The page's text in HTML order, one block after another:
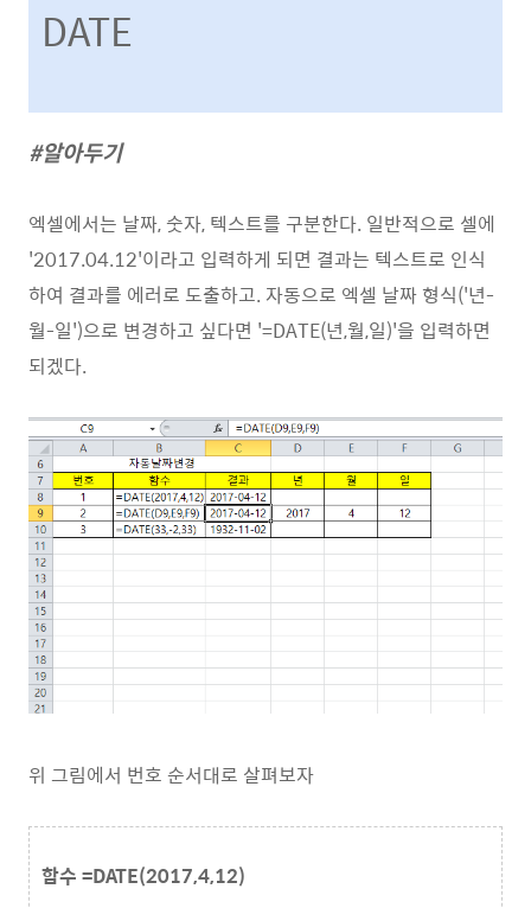
DATE
#알아두기
엑셀에서는 날짜, 숫자, 텍스트를 구분한다. 일반적으로 셀에
'2017.04.12'이라고 입력하게 되면 결과는 텍스트로 인식
하여 결과를 에러로 도출하고. 자동으로 엑셀 날짜 형식('년-
월-일')으로 변경하고 싶다면 '=DATE(년,월,일)'을 입력하면
되겠다.
위 그림에서 번호 순서대로 살펴보자
함수 =DATE(2017,4,12)